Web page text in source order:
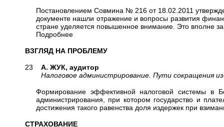
Постановлением Совмина № 216 от 18.02.2011
документе нашли отражение и вопросы развития
стране уделяется повышенное внимание. Это вполне
Подробнее
ВЗГЛЯД НА ПРОБЛЕМУ
23 А. ЖУК, аудитор
Налоговое администрирование. Пути сокращения
Формирование эффективной налоговой системы в
администрирования, при котором государство и
достижения такого равенства доля издержек при
СТРАХОВАНИЕ